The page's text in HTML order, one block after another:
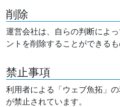
削除
運営会社は、自らの判断によ
ントを削除することができるも
禁止事項
利用者による「ウェブ魚拓」
が禁止されています。